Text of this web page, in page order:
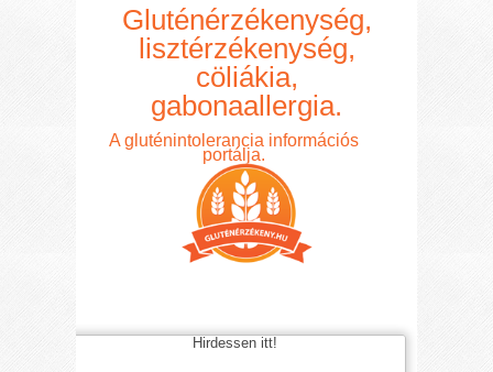
Gluténérzékenység,
lisztérzékenység,
cöliákia,
gabonaallergia.
A gluténintolerancia információs
portálja.
Hirdessen itt!